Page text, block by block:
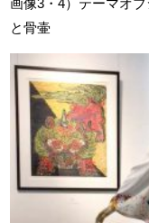
画像3・4）テーマオ
と骨壷